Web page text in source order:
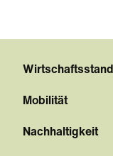
Mobilität
Nachhaltigkeit